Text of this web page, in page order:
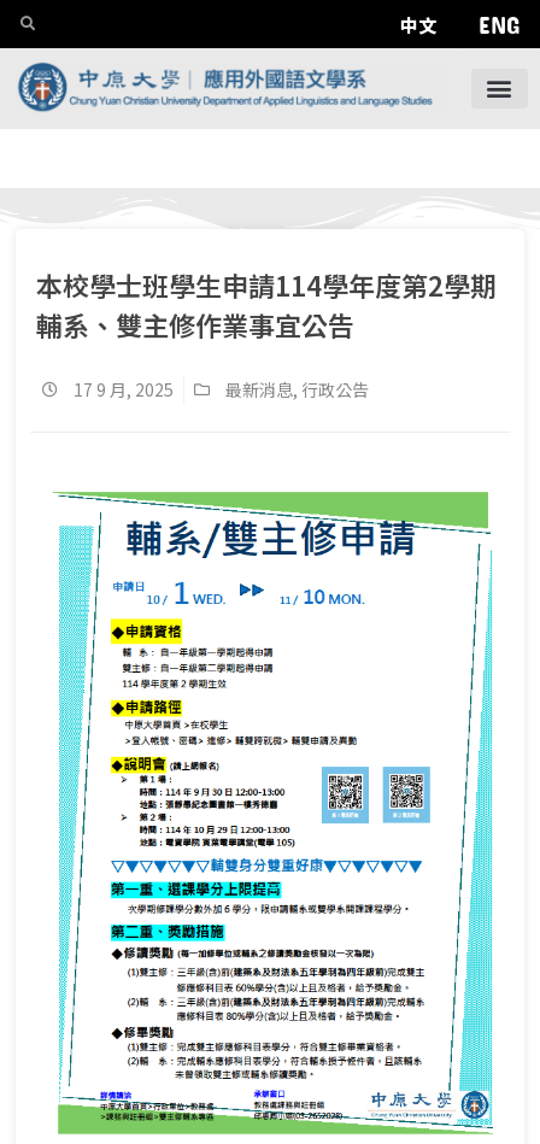
中文 ENG
本校學士班學生申請114學年度第2學期
輔系、雙主修作業事宜公告
17 9 月, 2025 最新消息, 行政公告